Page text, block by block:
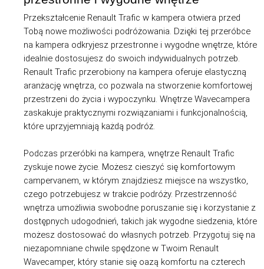
Przekształcenie Renault Trafic w kampera otwiera przed
Tobą nowe możliwości podróżowania. Dzięki tej przeróbce
na kampera odkryjesz przestronne i wygodne wnętrze, które
idealnie dostosujesz do swoich indywidualnych potrzeb.
Renault Trafic przerobiony na kampera oferuje elastyczną
aranżację wnętrza, co pozwala na stworzenie komfortowej
przestrzeni do życia i wypoczynku. Wnętrze Wavecampera
zaskakuje praktycznymi rozwiązaniami i funkcjonalnością,
które uprzyjemniają każdą podróż.
Podczas przeróbki na kampera, wnętrze Renault Trafic
zyskuje nowe życie. Możesz cieszyć się komfortowym
campervanem, w którym znajdziesz miejsce na wszystko,
czego potrzebujesz w trakcie podróży. Przestrzenność
wnętrza umożliwia swobodne poruszanie się i korzystanie z
dostępnych udogodnień, takich jak wygodne siedzenia, które
możesz dostosować do własnych potrzeb. Przygotuj się na
niezapomniane chwile spędzone w Twoim Renault
Wavecamper, który stanie się oazą komfortu na czterech